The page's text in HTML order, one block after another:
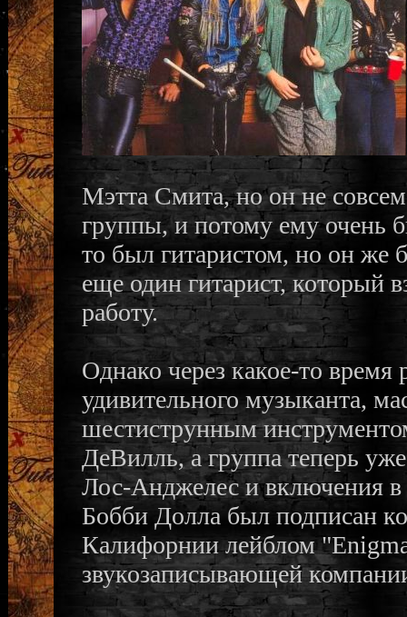
Мэтта Смита, но он не
группы, и потому ему очень
то был гитаристом, но он же
еще один гитарист, который
работу.
Однако через какое-то время
удивительного музыканта,
шестиструнным
ДеВилль, а группа теперь
Лос-Анджелес и включения в
Бобби Долла был подписан
Калифорнии лейблом
звукозаписывающей